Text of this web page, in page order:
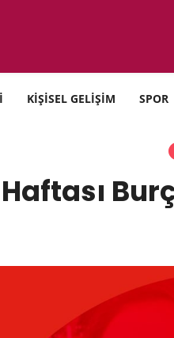
KİŞİSEL GELİŞİM SPOR